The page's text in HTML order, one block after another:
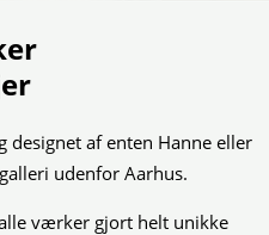
af enten Hanne eller
udenfor Aarhus.
værker gjort helt unikke